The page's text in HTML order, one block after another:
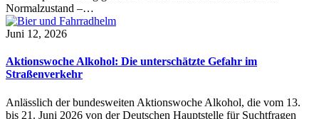
Normalzustand –…
Juni 12, 2026
Aktionswoche Alkohol: Die unterschätzte Gefahr im
Straßenverkehr
Anlässlich der bundesweiten Aktionswoche Alkohol, die vom 13.
bis 21. Juni 2026 von der Deutschen Hauptstelle für Suchtfragen